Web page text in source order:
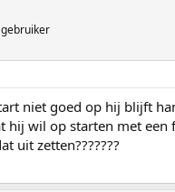
niet goed op hij blijft
hij wil op starten met een
uit zetten???????